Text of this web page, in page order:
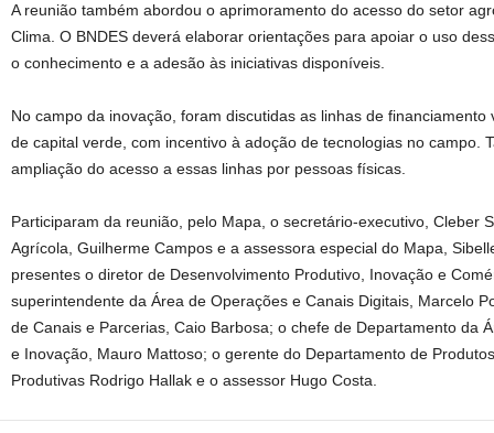
A reunião também abordou o aprimoramento do acesso do setor
Clima. O BNDES deverá elaborar orientações para apoiar o uso
o conhecimento e a adesão às iniciativas disponíveis.
No campo da inovação, foram discutidas as linhas de
de capital verde, com incentivo à adoção de tecnologias no campo.
ampliação do acesso a essas linhas por pessoas físicas.
Participaram da reunião, pelo Mapa, o secretário-executivo, Cleber
Agrícola, Guilherme Campos e a assessora especial do Mapa,
presentes o diretor de Desenvolvimento Produtivo, Inovação e
superintendente da Área de Operações e Canais Digitais, Marcelo
de Canais e Parcerias, Caio Barbosa; o chefe de Departamento da
e Inovação, Mauro Mattoso; o gerente do Departamento de
Produtivas Rodrigo Hallak e o assessor Hugo Costa.